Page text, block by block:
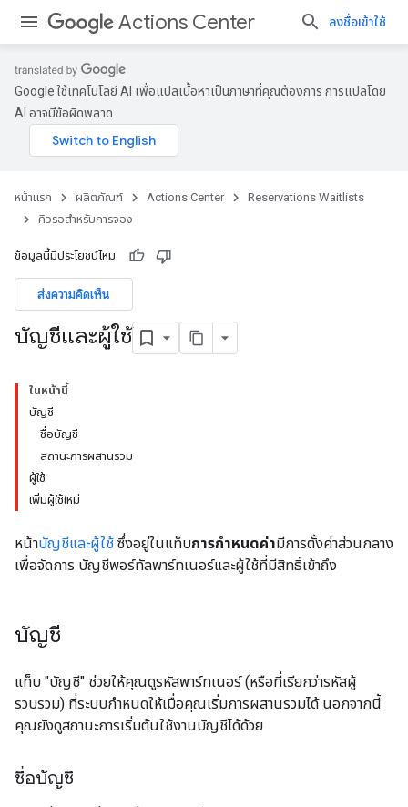
Actions Center ลงชื่อเข้าใช้
Google ใช้เทคโนโลยี AI เพื่อแปลเนื้อหาเป็นภาษาที่คุณต้องการ การแปลโดย
AI อาจมีข้อผิดพลาด
หน้าแรก ผลิตภัณฑ์ Actions Center
Reservations Waitlists
คิวรอสำหรับการจอง
ข้อมูลนี้มีประโยชน์ไหม
ส่งความคิดเห็น
บัญชีและผู้ใช้
ในหน้านี้
บัญชี
ชื่อบัญชี
สถานะการผสานรวม
ผู้ใช้
เพิ่มผู้ใช้ใหม่
หน้าบัญชีและผู้ใช้ ซึ่งอยู่ในแท็บการกำหนดค่ามีการตั้งค่าส่วนกลาง
เพื่อจัดการ บัญชีพอร์ทัลพาร์ทเนอร์และผู้ใช้ที่มีสิทธิ์เข้าถึง
บัญชี
แท็บ "บัญชี" ช่วยให้คุณดูรหัสพาร์ทเนอร์ (หรือที่เรียกว่ารหัสผู้
รวบรวม) ที่ระบบกำหนดให้เมื่อคุณเริ่มการผสานรวมได้ นอกจากนี้
คุณยังดูสถานะการเริ่มต้นใช้งานบัญชีได้ด้วย
ชื่อบัญชี